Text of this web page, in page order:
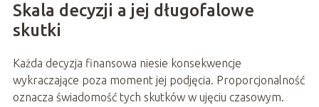
Skala decyzji a jej długofalowe
skutki
Każda decyzja finansowa niesie konsekwencje
wykraczające poza moment jej podjęcia. Proporcjonalność
oznacza świadomość tych skutków w ujęciu czasowym.